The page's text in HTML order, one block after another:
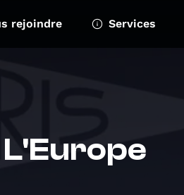
rejoindre Services